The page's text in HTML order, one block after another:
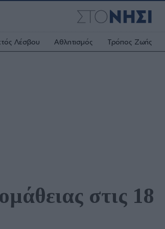
Λέσβου Αθλητισμός Τρόπος Ζωής
στις 18